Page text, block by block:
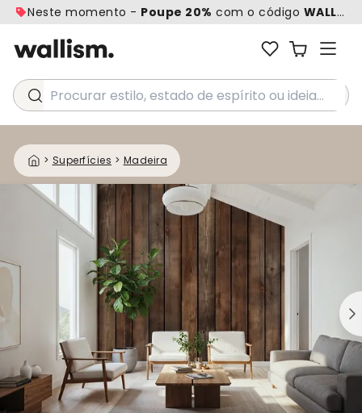
Neste momento - Poupe 20% com o código WALL20
Procurar estilo, estado de espírito ou ideia...
> Superfícies > Madeira